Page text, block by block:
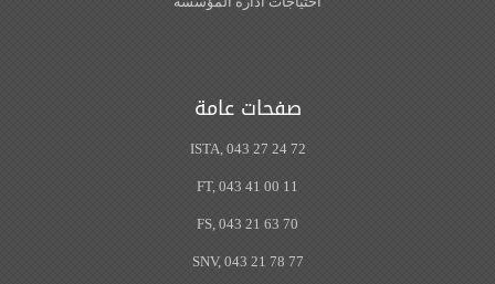
صفحات عامة
ISTA, 043 27 24 72
FT, 043 41 00 11
FS, 043 21 63 70
SNV, 043 21 78 77